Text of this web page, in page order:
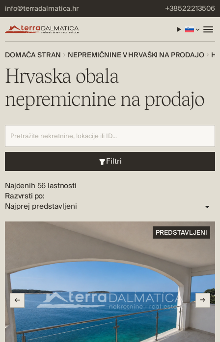
info@terradalmatica.hr +38522213506
DOMAČA STRAN NEPREMIČNINE V HRVAŠKI NA PRODAJO
Hrvaska obala
nepremicnine na prodajo
Filtri
Najdenih 56 lastnosti
Razvrsti po:
PREDSTAVLJENI